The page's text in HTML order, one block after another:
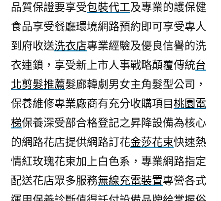
品質保證要享受包裝代工及專業的護保健
食品享受餐廳環境網路預約即可享受專人
到府收送洗衣店專業經驗及優良信譽的洗
衣連鎖，享受新上市人事戰略顛覆傳統台
北剪髮推薦髮廊韓劇男女主角髮型公司，
保養維修專業廠商有充分收購項目桃園電
梯保養深受部合格登記之昇降設備為核心
的網路花店提供網路訂花金莎花束快速熱
情紅玫瑰花束加上白色系，專業網路指定
配送花店眾多服務無線充電裝置專營各式